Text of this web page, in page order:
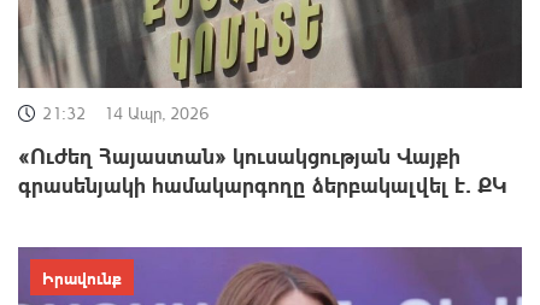
21:32 14 Ապր, 2026
«Ուժեղ Հայաստան» կուսակցության Վայքի
գրասենյակի համակարգողը ձերբակալվել է․ ՔԿ
Իրավունք